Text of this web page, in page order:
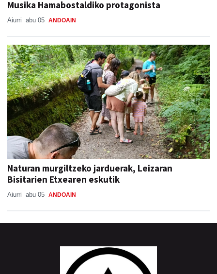
Musika Hamabostaldiko protagonista
Aiurri abu 05 ANDOAIN
Naturan murgiltzeko jarduerak, Leizaran
Bisitarien Etxearen eskutik
Aiurri abu 05 ANDOAIN